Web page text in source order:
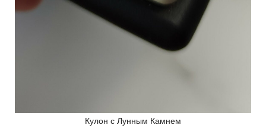
Кулон с Лунным Камнем